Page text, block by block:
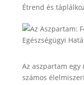
Étrend és
Az aszpartam egy
számos